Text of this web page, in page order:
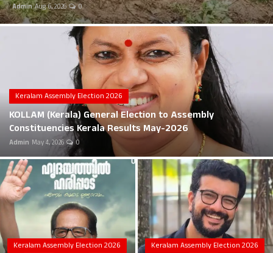
Jobs Mall
Career
Education
Business
Local News
Earn Money
Tutorials
Admin Aug 6, 2026 0
Keralam Assembly Election 2026
KOLLAM (Kerala) General Election to Assembly
Constituencies Kerala Results May-2026
Admin May 4, 2026 0
Keralam Assembly Election 2026 Keralam Assembly Election 2026